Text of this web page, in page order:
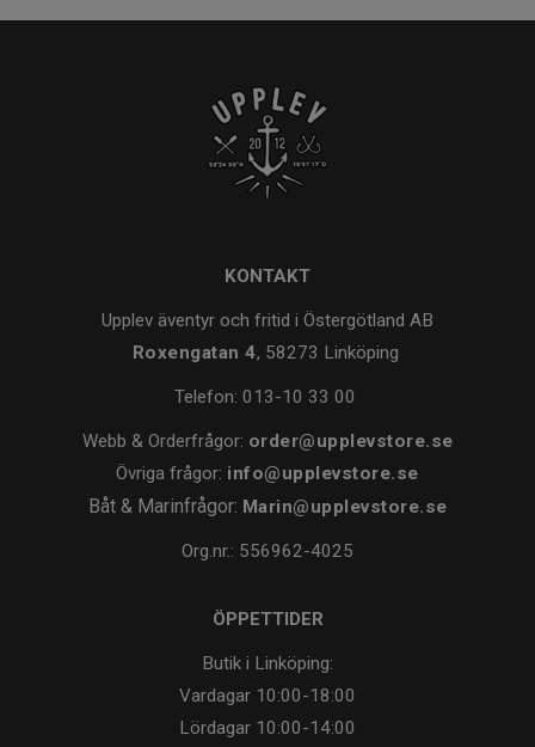
KONTAKT
Upplev äventyr och fritid i Östergötland AB
Roxengatan 4, 58273 Linköping
Telefon: 013-10 33 00
Webb & Orderfrågor: order@upplevstore.se
Övriga frågor: info@upplevstore.se
Båt & Marinfrågor: Marin@upplevstore.se
Org.nr.: 556962-4025
ÖPPETTIDER
Butik i Linköping:
Vardagar 10:00-18:00
Lördagar 10:00-14:00